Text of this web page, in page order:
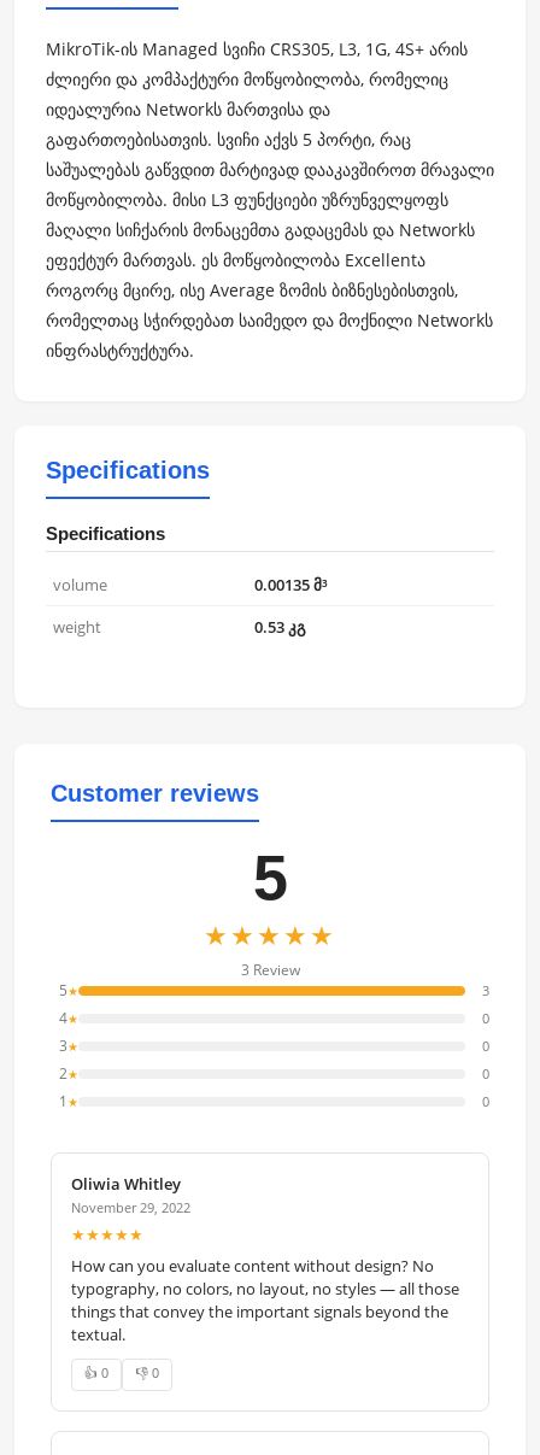
MikroTik-ის Managed სვიჩი CRS305, L3, 1G, 4S+ არის
ძლიერი და კომპაქტური მოწყობილობა, რომელიც
იდეალურია Networkს მართვისა და
გაფართოებისათვის. სვიჩი აქვს 5 პორტი, რაც
საშუალებას გაწვდით მარტივად დააკავშიროთ მრავალი
მოწყობილობა. მისი L3 ფუნქციები უზრუნველყოფს
მაღალი სიჩქარის მონაცემთა გადაცემას და Networkს
ეფექტურ მართვას. ეს მოწყობილობა Excellentა
როგორც მცირე, ისე Average ზომის ბიზნესებისთვის,
რომელთაც სჭირდებათ საიმედო და მოქნილი Networkს
ინფრასტრუქტურა.
Specifications
Specifications
volume
0.00135 მ³
weight
0.53 კგ
Customer reviews
5
★★★★★
3 Review
5★ 3
4★ 0
3★ 0
2★ 0
1 ★ 0
Oliwia Whitley
November 29, 2022
★★★★★
How can you evaluate content without design? No
typography, no colors, no layout, no styles — all those
things that convey the important signals beyond the
textual.
👍 0 👎 0